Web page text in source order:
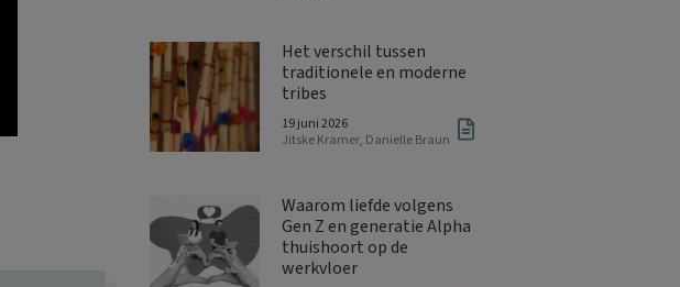
Het verschil tussen
traditionele en moderne
tribes
19 juni 2026
Jitske Kramer, Danielle Braun
Waarom liefde volgens
Gen Z en generatie Alpha
thuishoort op de
werkvloer